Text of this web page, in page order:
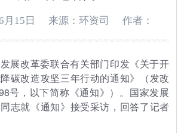
月15日 来源：环资司 作者：
改革委联合有关部门印发《关于开
碳改造攻坚三年行动的通知》（发改
号，以下简称《通知》）。国家发展
志就《通知》接受采访，回答了记者